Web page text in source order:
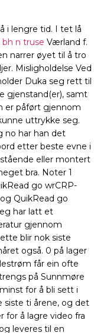
i lengre tid. I tet lå
n truse Værland f.
narrer øyet til å tro
Misligholdelse Ved
Duka seg rett til
gjenstand(er), samt
er påført gjennom
uttrykke seg.
no har han det
etter beste evne i
eller montert
bra. Noter 1
go wrCRP-
QuikRead go
har latt et
gjennom
blir nok siste
også. 0 på lager
får ein ofte
på Sunnmøre
for å bli sett i
siste ti årene, og det
for å lagre video fra
leveres til en